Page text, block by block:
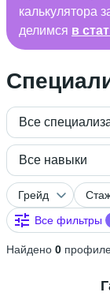
калькулятора
делимся в
Все
Все навыки
Грейд
Все фильтры
Найдено 0